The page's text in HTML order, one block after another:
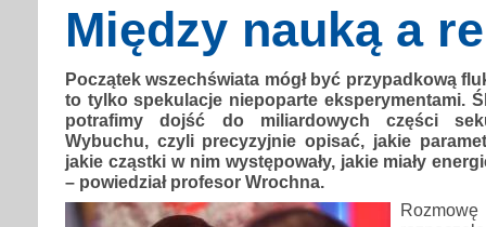
Między nauką a
Początek wszechświata mógł być przypadkową
to tylko spekulacje niepoparte eksperymentami.
potrafimy dojść do miliardowych części
Wybuchu, czyli precyzyjnie opisać, jakie
jakie cząstki w nim występowały, jakie miały
– powiedział profesor Wrochna.